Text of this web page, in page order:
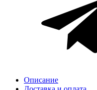
Описание